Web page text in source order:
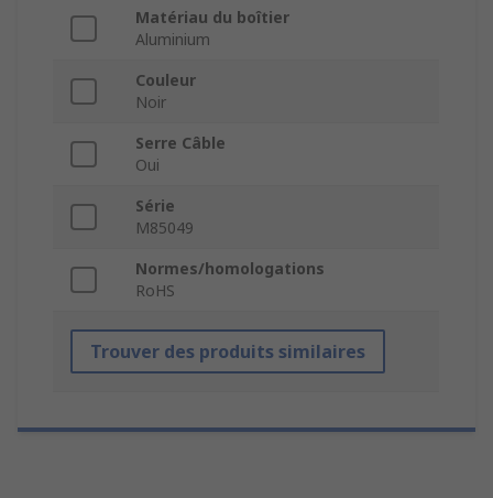
Matériau du boîtier
Aluminium
Couleur
Noir
Serre Câble
Oui
Série
M85049
Normes/homologations
RoHS
Trouver des produits similaires